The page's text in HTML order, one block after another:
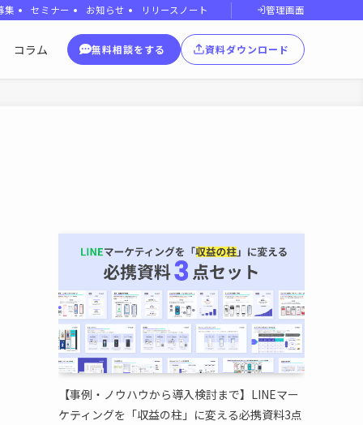
集 セミナー お知らせ リリースノート 管理画面
コラム 無料相談をする 資料ダウンロード
【事例・ノウハウから導入検討まで】LINEマー
ケティングを「収益の柱」に変える必携資料3点